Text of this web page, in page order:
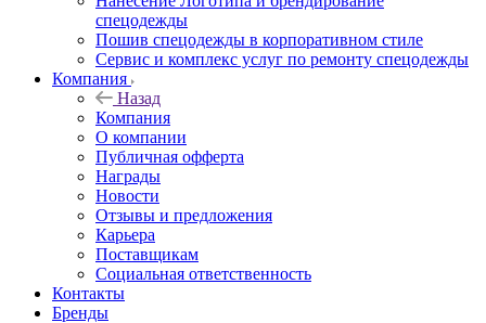
спецодежды
Пошив спецодежды в корпоративном стиле
Сервис и комплекс услуг по ремонту спецодежды
Компания
Назад
Компания
О компании
Публичная офферта
Награды
Новости
Отзывы и предложения
Карьера
Поставщикам
Социальная ответственность
Контакты
Бренды